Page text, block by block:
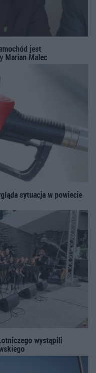
jest
Marian Malec
sytuacja w powiecie
wystąpili